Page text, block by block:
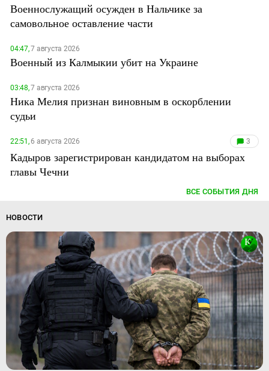
Военнослужащий осужден в Нальчике за
самовольное оставление части
04:47,7 августа 2026
Военный из Калмыкии убит на Украине
03:48,7 августа 2026
Ника Мелия признан виновным в оскорблении
судьи
22:51,6 августа 2026 3
Кадыров зарегистрирован кандидатом на выборах
главы Чечни
ВСЕ СОБЫТИЯ ДНЯ
НОВОСТИ